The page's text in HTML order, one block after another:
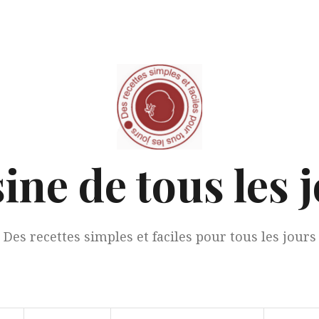
de tous les
Des recettes simples et faciles pour tous les jours